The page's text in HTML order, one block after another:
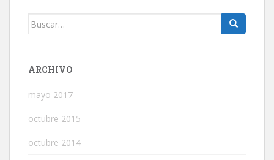
Buscar:
ARCHIVO
mayo 2017
octubre 2015
octubre 2014